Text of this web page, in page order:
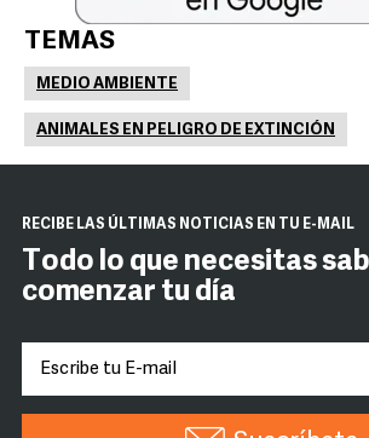
TEMAS
MEDIO AMBIENTE
ANIMALES EN PELIGRO DE EXTINCIÓN
RECIBE LAS ÚLTIMAS NOTICIAS EN TU E-MAIL
Todo lo que necesitas
comenzar tu día